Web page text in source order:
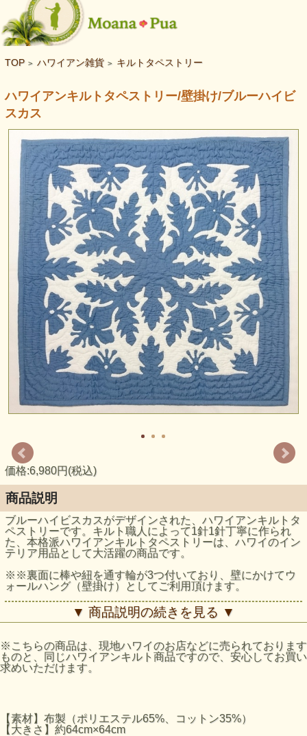
TOP > ハワイアン雑貨 > キルトタペストリー
ハワイアンキルトタペストリー/壁掛け/ブルーハイビ
スカス
価格:6,980円(税込)
商品説明
ブルーハイビスカスがデザインされた、ハワイアンキルトタ
ペストリーです。キルト職人によって1針1針丁寧に作られ
た、本格派ハワイアンキルトタペストリーは、ハワイのイン
テリア用品として大活躍の商品です。
※※裏面に棒や紐を通す輪が3つ付いており、壁にかけてウ
ォールハング（壁掛け）としてご利用頂けます。
▼ 商品説明の続きを見る ▼
※こちらの商品は、現地ハワイのお店などに売られております
ものと、同じハワイアンキルト商品ですので、安心してお買い
求めいただけます。
【素材】布製（ポリエステル65%、コットン35%）
【大きさ】約64cm×64cm